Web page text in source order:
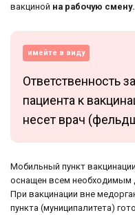
вакциной на рабочую смену.
имейте в виду
Ответственность
пациента к
несет врач
Мобильный пункт
оснащен всем необходимым
При вакцинации вне
пункта (муниципалитета)